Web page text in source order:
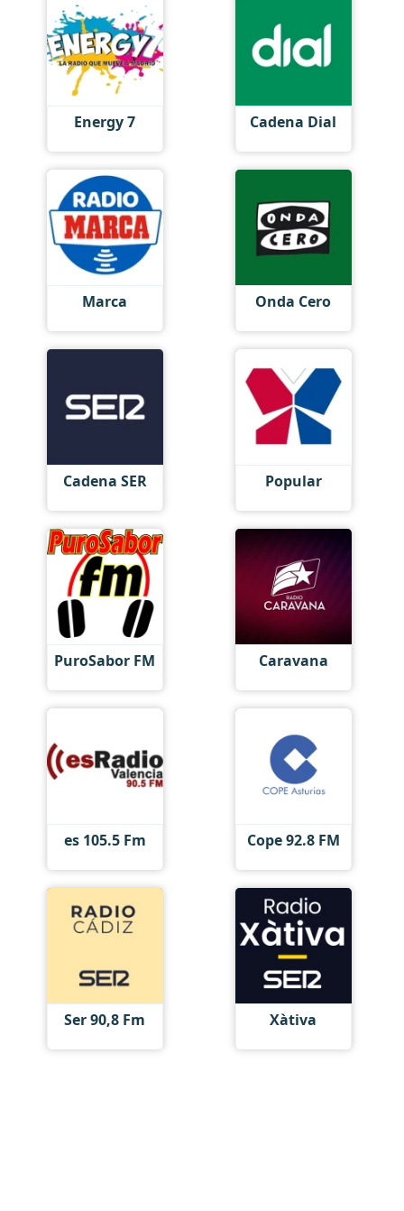
Energy 7 Cadena Dial
Marca Onda Cero
Cadena SER Popular
PuroSabor FM Caravana
es 105.5 Fm Cope 92.8 FM
Ser 90,8 Fm Xàtiva